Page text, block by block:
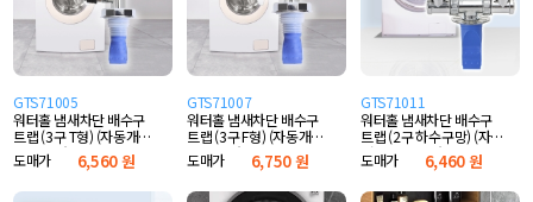
GTS71005
워터홀 냄새차단 배수구
트랩 (3구 T형) (자동개폐
실리콘형)
도매가 6,560 원
GTS71007
워터홀 냄새차단 배수구
트랩 (3구 F형) (자동개폐
실리콘형)
도매가 6,750 원
GTS71011
워터홀 냄새차단 배수구
트랩 (2구 하수구망) (자동
개폐 실리콘형)
도매가 6,460 원